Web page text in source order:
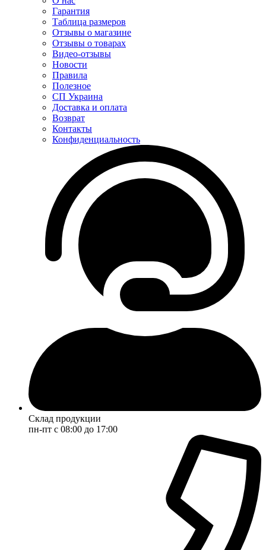
Гарантия
Таблица размеров
Отзывы о магазине
Отзывы о товарах
Видео-отзывы
Новости
Правила
Полезное
СП Украина
Доставка и оплата
Возврат
Контакты
Конфиденциальность
Склад продукции
пн-пт с 08:00 до 17:00